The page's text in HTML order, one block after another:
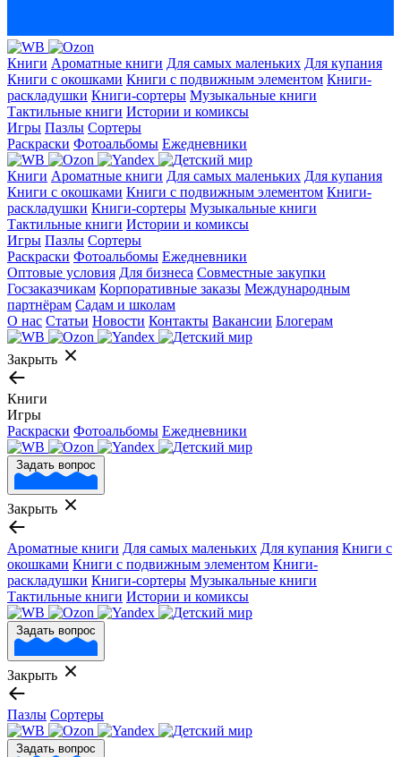
Книги Ароматные книги Для самых маленьких Для купания
Книги с окошками Книги с подвижным элементом Книги-
раскладушки Книги-сортеры Музыкальные книги
Тактильные книги Истории и комиксы
Игры Пазлы Сортеры
Раскраски Фотоальбомы Ежедневники
Книги Ароматные книги Для самых маленьких Для купания
Книги с окошками Книги с подвижным элементом Книги-
раскладушки Книги-сортеры Музыкальные книги
Тактильные книги Истории и комиксы
Игры Пазлы Сортеры
Раскраски Фотоальбомы Ежедневники
Оптовые условия Для бизнеса Совместные закупки
Госзаказчикам Корпоративные заказы Международным
партнёрам Садам и школам
О нас Статьи Новости Контакты Вакансии Блогерам
Закрыть
Книги
Игры
Раскраски Фотоальбомы Ежедневники
Задать вопрос
Закрыть
Ароматные книги Для самых маленьких Для купания Книги с
окошками Книги с подвижным элементом Книги-
раскладушки Книги-сортеры Музыкальные книги
Тактильные книги Истории и комиксы
Задать вопрос
Закрыть
Пазлы Сортеры
Задать вопрос